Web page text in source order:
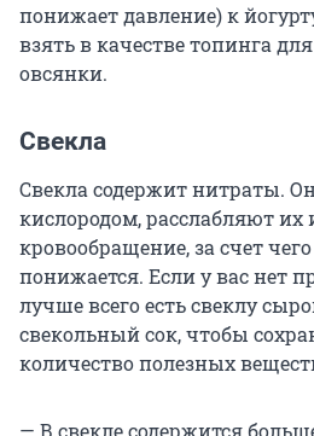
понижает давление) к
взять в качестве топинга
овсянки.
Свекла
Свекла содержит нитраты.
кислородом, расслабляют
кровообращение, за счет
понижается. Если у вас нет
лучше всего есть свеклу
свекольный сок, чтобы
количество полезных
— В свекле содержится